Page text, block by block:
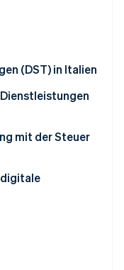
für die
(DST) in Italien
digitale
mit der Steuer
die Steuer auf
auf digitale